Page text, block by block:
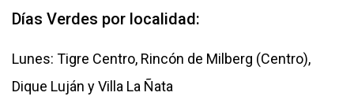
Días Verdes por localidad:
Lunes: Tigre Centro, Rincón de Milberg (Centro),
Dique Luján y Villa La Ñata